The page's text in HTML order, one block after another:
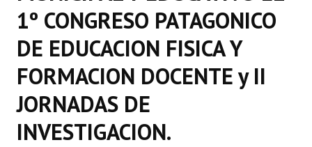
Constitución Provincial
Carta Orgánica 2007
Reglamento Interno
1º CONGRESO PATAGONICO
DE EDUCACION FISICA Y
FORMACION DOCENTE y II
JORNADAS DE
INVESTIGACION.